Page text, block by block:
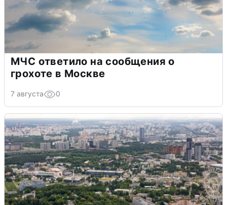
МЧС ответило на сообщения о
грохоте в Москве
7 августа 0